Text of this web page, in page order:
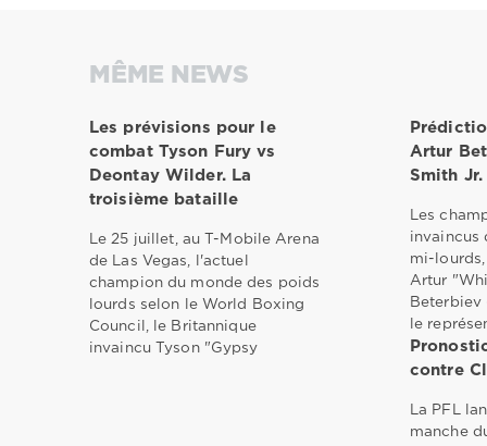
MÊME NEWS
Les prévisions pour le
combat Tyson Fury vs
Deontay Wilder. La
troisième bataille
Le 25 juillet, au T-Mobile Arena
de Las Vegas, l'actuel
champion du monde des poids
lourds selon le World Boxing
Council, le Britannique
invaincu Tyson "Gypsy
Artur
Smith Jr.
Les
invaincus
mi-lourds,
Artur
le
contre
La PFL
manche